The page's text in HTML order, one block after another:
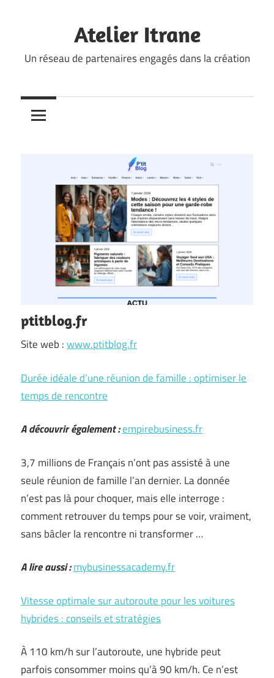
Atelier Itrane
Un réseau de partenaires engagés dans la création
ptitblog.fr
Site web :www.ptitblog.fr
Durée idéale d’une réunion de famille : optimiser le
temps de rencontre
A découvrir également :empirebusiness.fr
3,7 millions de Français n’ont pas assisté à une
seule réunion de famille l’an dernier. La donnée
n’est pas là pour choquer, mais elle interroge :
comment retrouver du temps pour se voir, vraiment,
sans bâcler la rencontre ni transformer …
A lire aussi :mybusinessacademy.fr
Vitesse optimale sur autoroute pour les voitures
hybrides : conseils et stratégies
À 110 km/h sur l’autoroute, une hybride peut
parfois consommer moins qu’à 90 km/h. Ce n’est